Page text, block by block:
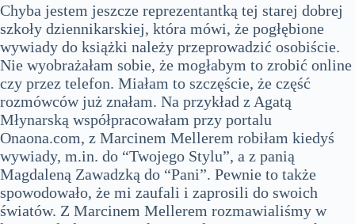
Chyba jestem jeszcze reprezentantką tej starej dobrej
szkoły dziennikarskiej, która mówi, że pogłębione
wywiady do książki należy przeprowadzić osobiście.
Nie wyobrażałam sobie, że mogłabym to zrobić online
czy przez telefon. Miałam to szczęście, że część
rozmówców już znałam. Na przykład z Agatą
Młynarską współpracowałam przy portalu
Onaona.com, z Marcinem Mellerem robiłam kiedyś
wywiady, m.in. do “Twojego Stylu”, a z panią
Magdaleną Zawadzką do “Pani”. Pewnie to także
spowodowało, że mi zaufali i zaprosili do swoich
światów. Z Marcinem Mellerem rozmawialiśmy w